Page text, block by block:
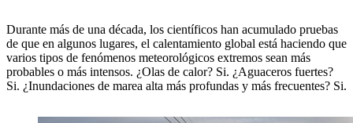
Durante más de una década, los científicos han acumulado pruebas
de que en algunos lugares, el calentamiento global está haciendo que
varios tipos de fenómenos meteorológicos extremos sean más
probables o más intensos. ¿Olas de calor? Si. ¿Aguaceros fuertes?
Si. ¿Inundaciones de marea alta más profundas y más frecuentes? Si.